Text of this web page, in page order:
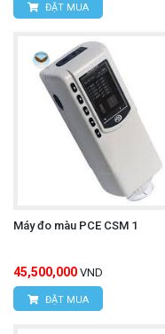
ĐẶT MUA
Máy đo màu PCE CSM 1
45,500,000 VND
ĐẶT MUA